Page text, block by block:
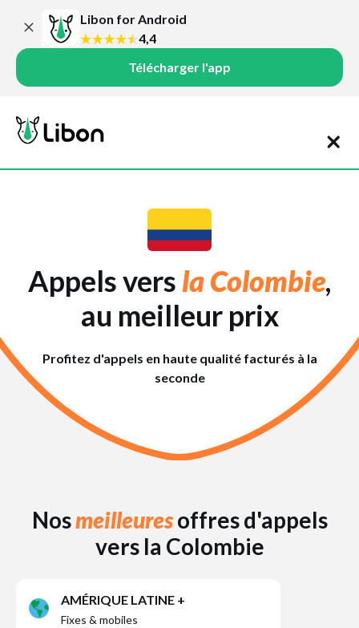
Libon for Android
4,4
Télécharger l'app
Appels vers la Colombie,
au meilleur prix
Profitez d'appels en haute qualité facturés à la
seconde
Nosmeilleuresoffres d'appels
vers la Colombie
AMÉRIQUE LATINE +
Fixes & mobiles